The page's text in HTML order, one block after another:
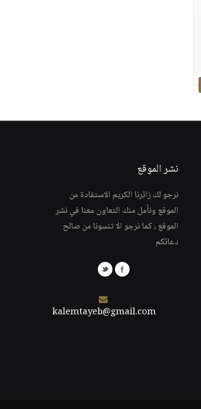
نشر الموقع
نرجو لك زائرنا الكريم الاستفادة من
الموقع ونأمل منك التعاون معنا في نشر
الموقع ، كما نرجو الا تنسونا من صالح
دعائكم
kalemtayeb@gmail.com